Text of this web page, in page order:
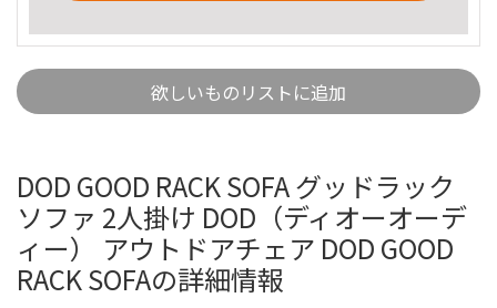
欲しいものリストに追加
DOD GOOD RACK SOFA グッドラック
ソファ 2人掛け DOD（ディオーオーデ
ィー） アウトドアチェア DOD GOOD
RACK SOFAの詳細情報